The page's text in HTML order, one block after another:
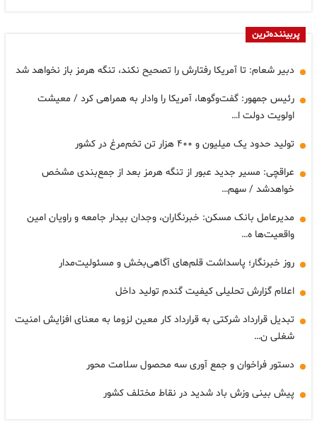
پربیننده‌ترین
دبیر شعام: تا آمریکا رفتارش را تصحیح نکند، تنگه هرمز باز نخواهد شد
رئیس جمهور: گفت‌وگوها، آمریکا را وادار به همراهی کرد / معیشت
اولویت دولت ا…
تولید حدود یک میلیون و ۴۰۰ هزار تن تخم‌مرغ در کشور
عراقچی: مسیر جدید عبور از تنگه هرمز بعد از جمع‌بندی مشخص
خواهدشد / سهم…
مدیرعامل بانک مسکن: خبرنگاران، وجدان بیدار جامعه و راویان امین
واقعیت‌ها ه…
روز خبرنگار؛ پاسداشت قلم‌های آگاهی‌بخش و مسئولیت‌مدار
اعلام گزارش تحلیلی کیفیت گندم تولید داخل
تبدیل قرارداد شرکتی به قرارداد کار معین لزوما به معنای افزایش امنیت
شغلی ن…
دستور فراخوان و جمع آوری سه محصول سلامت محور
پیش بینی وزش باد شدید در نقاط مختلف کشور